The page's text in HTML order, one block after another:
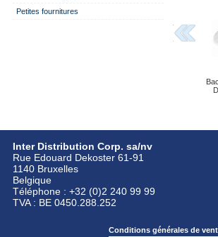
Petites fournitures
Inter Distribution Corp. sa/nv
Rue Edouard Dekoster 61-91
1140 Bruxelles
Belgique
Téléphone : +32 (0)2 240 99 99
TVA : BE 0450.288.252
Conditions générales de